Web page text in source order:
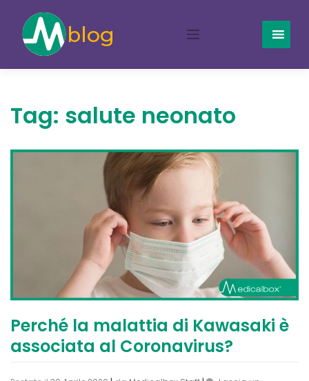
content
Tag: salute neonato
Perché la malattia di Kawasaki è
associata al Coronavirus?